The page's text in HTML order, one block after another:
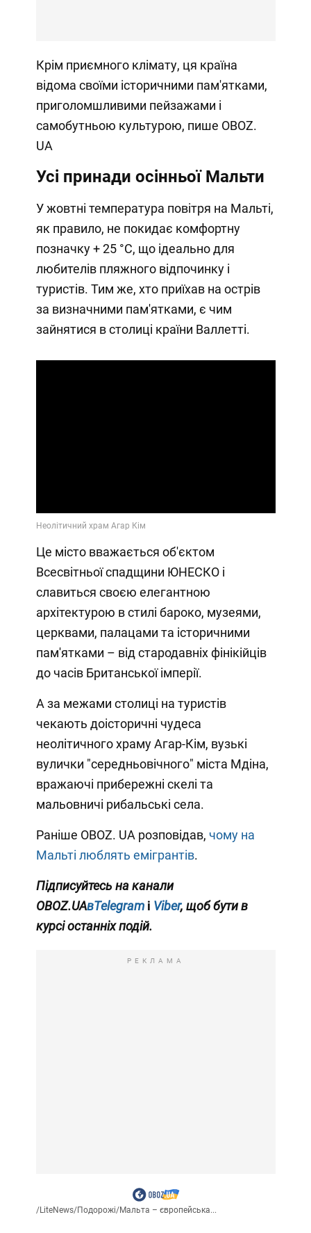
Крім приємного клімату, ця країна
відома своїми історичними пам'ятками,
приголомшливими пейзажами і
самобутньою культурою, пише OBOZ.
UA
Усі принади осінньої Мальти
У жовтні температура повітря на Мальті,
як правило, не покидає комфортну
позначку + 25 °C, що ідеально для
любителів пляжного відпочинку і
туристів. Тим же, хто приїхав на острів
за визначними пам'ятками, є чим
зайнятися в столиці країни Валлетті.
Це місто вважається об'єктом
Всесвітньої спадщини ЮНЕСКО і
славиться своєю елегантною
архітектурою в стилі бароко, музеями,
церквами, палацами та історичними
пам'ятками – від стародавніх фінікійців
до часів Британської імперії.
А за межами столиці на туристів
чекають доісторичні чудеса
неолітичного храму Агар-Кім, вузькі
вулички "середньовічного" міста Мдіна,
вражаючі прибережні скелі та
мальовничі рибальські села.
Раніше OBOZ. UA розповідав, чому на
Мальті люблять емігрантів.
Підписуйтесь на канали
OBOZ.UAвTelegramі Viber, щоб бути в
курсі останніх подій.
РЕКЛАМА
/LiteNews/Подорожі/Мальта – європейська...